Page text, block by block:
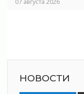
НОВОСТИ